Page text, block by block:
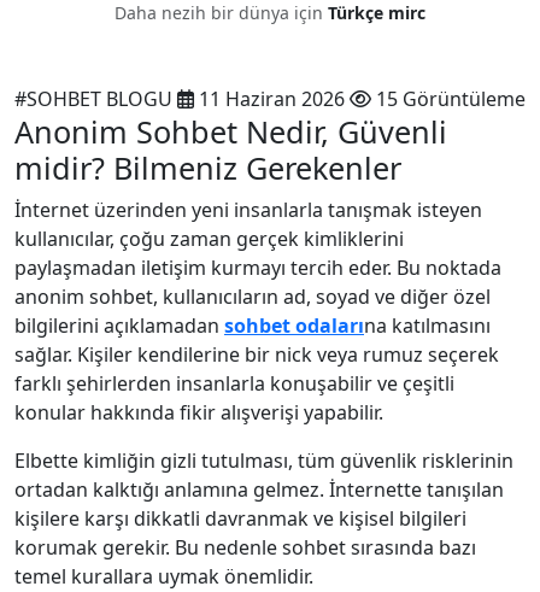
Daha nezih bir dünya için Türkçe mirc
#SOHBET BLOGU 11 Haziran 2026 15 Görüntüleme
Anonim Sohbet Nedir, Güvenli
midir? Bilmeniz Gerekenler
İnternet üzerinden yeni insanlarla tanışmak isteyen
kullanıcılar, çoğu zaman gerçek kimliklerini
paylaşmadan iletişim kurmayı tercih eder. Bu noktada
anonim sohbet, kullanıcıların ad, soyad ve diğer özel
bilgilerini açıklamadan sohbet odalarına katılmasını
sağlar. Kişiler kendilerine bir nick veya rumuz seçerek
farklı şehirlerden insanlarla konuşabilir ve çeşitli
konular hakkında fikir alışverişi yapabilir.
Elbette kimliğin gizli tutulması, tüm güvenlik risklerinin
ortadan kalktığı anlamına gelmez. İnternette tanışılan
kişilere karşı dikkatli davranmak ve kişisel bilgileri
korumak gerekir. Bu nedenle sohbet sırasında bazı
temel kurallara uymak önemlidir.